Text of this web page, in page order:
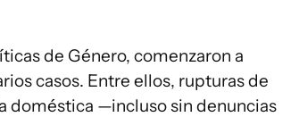
de Género, comenzaron a
casos. Entre ellos, rupturas de
doméstica —incluso sin denuncias